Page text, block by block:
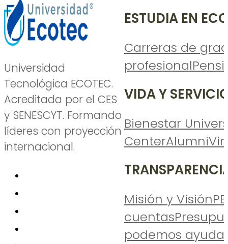
Universidad
Tecnológica ECOTEC.
Acreditada por el CES
y SENESCYT. Formando
líderes con proyección
internacional.
ESTUDIA EN
Carreras de
profesional
VIDA Y
Bienestar
CenterAlumni
Misión y Visión
cuentas
podemos